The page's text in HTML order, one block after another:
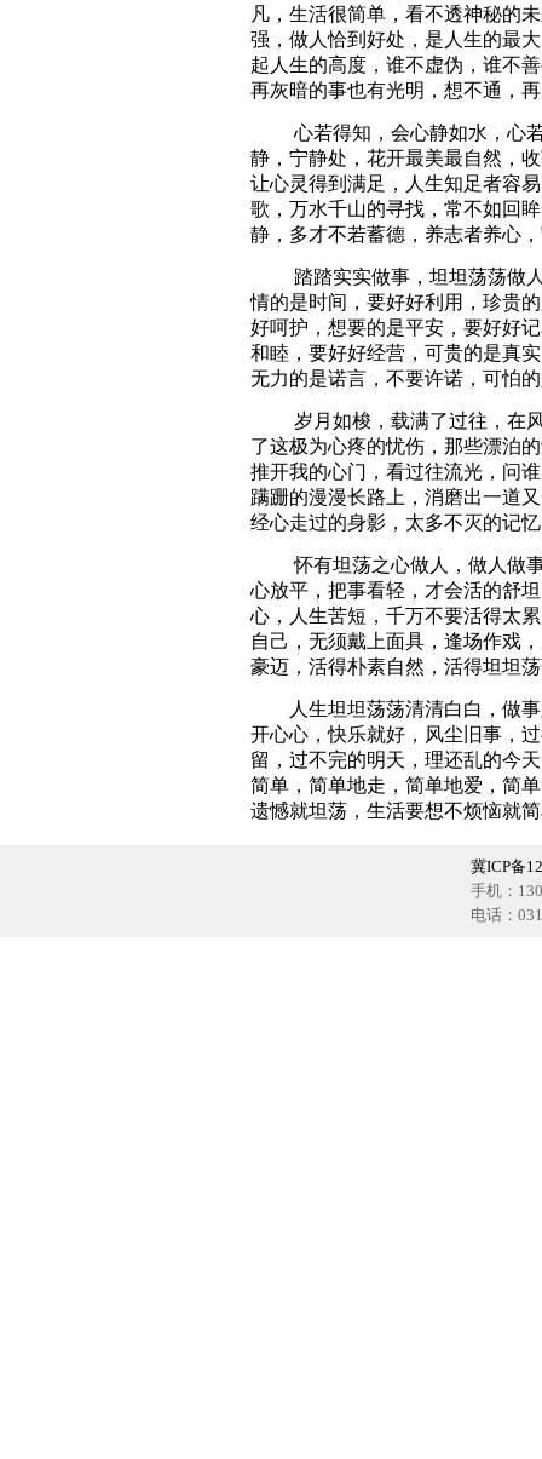
凡，生活很简单，看不透神秘的
强，做人恰到好处，是人生的最
起人生的高度，谁不虚伪，谁不
再灰暗的事也有光明，想不通，
心若得知，会心静如水，心若
静，宁静处，花开最美最自然，
让心灵得到满足，人生知足者容
歌，万水千山的寻找，常不如回
静，多才不若蓄德，养志者养心
踏踏实实做事，坦坦荡荡做人
情的是时间，要好好利用，珍贵
好呵护，想要的是平安，要好好
和睦，要好好经营，可贵的是真
无力的是诺言，不要许诺，可怕
岁月如梭，载满了过往，在风
了这极为心疼的忧伤，那些漂泊
推开我的心门，看过往流光，问
蹒跚的漫漫长路上，消磨出一道
经心走过的身影，太多不灭的记
怀有坦荡之心做人，做人做事
心放平，把事看轻，才会活的舒
心，人生苦短，千万不要活得太
自己，无须戴上面具，逢场作戏
豪迈，活得朴素自然，活得坦坦
人生坦坦荡荡清清白白，做事
开心心，快乐就好，风尘旧事，
留，过不完的明天，理还乱的今
简单，简单地走，简单地爱，简
遗憾就坦荡，生活要想不烦恼就
冀ICP备
手机：
电话：